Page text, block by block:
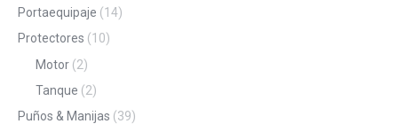
Portaequipaje (14)
Protectores (10)
Motor (2)
Tanque (2)
Puños & Manijas (39)